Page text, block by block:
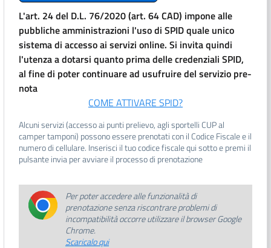
L'art. 24 del D.L. 76/2020 (art. 64 CAD) impone alle
pubbliche amministrazioni l'uso di SPID quale unico
sistema di accesso ai servizi online. Si invita quindi
l'utenza a dotarsi quanto prima delle credenziali SPID,
al fine di poter continuare ad usufruire del servizio pre-
nota
COME ATTIVARE SPID?
Alcuni servizi (accesso ai punti prelievo, agli sportelli CUP al
camper tamponi) possono essere prenotati con il Codice Fiscale e il
numero di cellulare. Inserisci il tuo codice fiscale qui sotto e premi il
pulsante invia per avviare il processo di prenotazione
Per poter accedere alle funzionalità di
prenotazione senza riscontrare problemi di
incompatibilità occorre utilizzare il browser Google
Chrome.
Scaricalo qui